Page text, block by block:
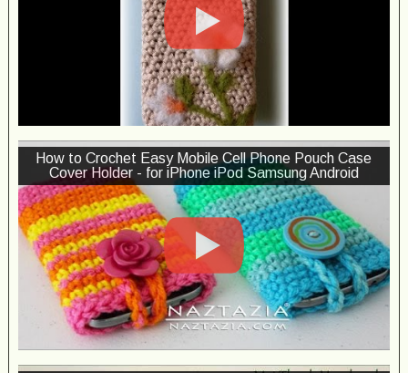
How to Crochet Easy Mobile Cell Phone Pouch Case
Cover Holder - for iPhone iPod Samsung Android